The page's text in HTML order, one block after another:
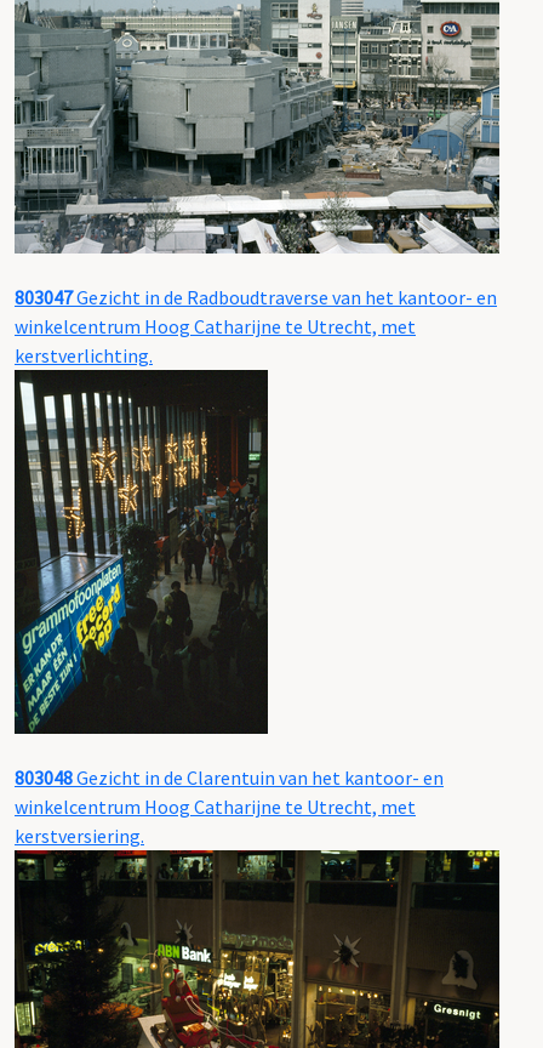
803047Gezicht in de Radboudtraverse van het kantoor- en
winkelcentrum Hoog Catharijne te Utrecht, met
kerstverlichting.
803048Gezicht in de Clarentuin van het kantoor- en
winkelcentrum Hoog Catharijne te Utrecht, met
kerstversiering.